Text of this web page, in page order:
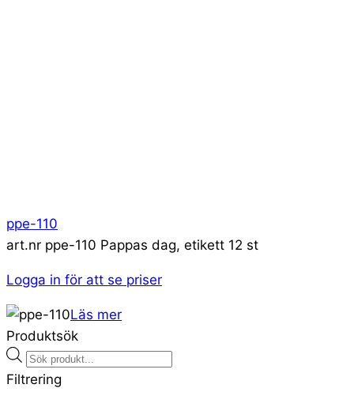
ppe-110
art.nr ppe-110 Pappas dag, etikett 12 st
Logga in för att se priser
Läs mer
Produktsök
Products
search
Filtrering